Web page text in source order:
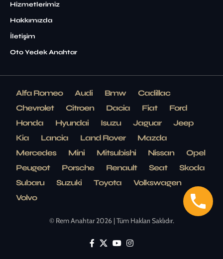
Hizmetlerimiz
Hakkımızda
İletişim
Oto Yedek Anahtar
Alfa Romeo Audi Bmw
Cadillac
Chevrolet
Citroen Dacia Fiat
Ford
Honda
Hyundai Isuzu Jaguar
Jeep
Kia
Lancia Land Rover
Mazda
Mercedes
Mini Mitsubishi Nissan
Opel
Peugeot
Porsche Renault Seat
Skoda
Subaru
Suzuki Toyota
Volkswagen
Volvo
© Rem Anahtar 2026 | Tüm Hakları Saklıdır.